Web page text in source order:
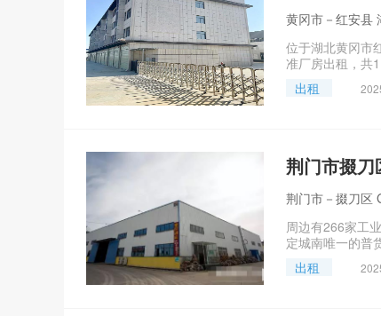
黄冈市－红安县
位于湖北黄冈市
准厂房出租，共
出租
荆门市掇
荆门市－掇刀区
周边有266家工
定城南唯一的普
出租